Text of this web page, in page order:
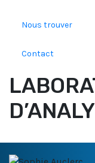
Nous trouver
Contact